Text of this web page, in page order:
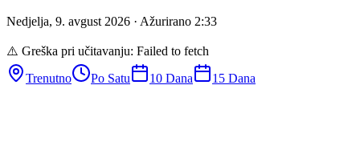
Nedjelja, 9. avgust 2026 · Ažurirano 2:33
⚠️ Greška pri učitavanju: Failed to fetch
Trenutno
Po Satu 10 Dana 15 Dana